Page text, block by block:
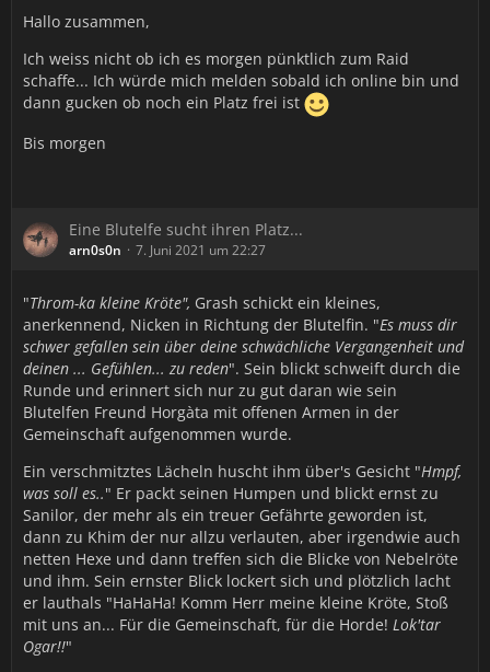
Hallo zusammen,
Ich weiss nicht ob ich es morgen pünktlich zum Raid
schaffe... Ich würde mich melden sobald ich online bin und
dann gucken ob noch ein Platz frei ist
Bis morgen
Eine Blutelfe sucht ihren Platz...
arn0s0n 7. Juni 2021 um 22:27
"Throm-ka kleine Kröte", Grash schickt ein kleines,
anerkennend, Nicken in Richtung der Blutelfin. "Es muss dir
schwer gefallen sein über deine schwächliche Vergangenheit und
deinen ... Gefühlen... zu reden". Sein blickt schweift durch die
Runde und erinnert sich nur zu gut daran wie sein
Blutelfen Freund Horgàta mit offenen Armen in der
Gemeinschaft aufgenommen wurde.
Ein verschmitztes Lächeln huscht ihm über's Gesicht "Hmpf,
was soll es.." Er packt seinen Humpen und blickt ernst zu
Sanilor, der mehr als ein treuer Gefährte geworden ist,
dann zu Khim der nur allzu verlauten, aber irgendwie auch
netten Hexe und dann treffen sich die Blicke von Nebelröte
und ihm. Sein ernster Blick lockert sich und plötzlich lacht
er lauthals "HaHaHa! Komm Herr meine kleine Kröte, Stoß
mit uns an... Für die Gemeinschaft, für die Horde! Lok'tar
Ogar!!"